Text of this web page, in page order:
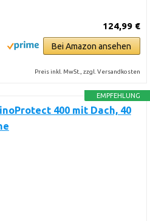
124,99 €
Bei Amazon ansehen
Preis inkl. MwSt., zzgl. Versandkosten
EMPFEHLUNG
400 mit Dach, 40